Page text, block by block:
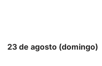
23 de agosto (domingo)